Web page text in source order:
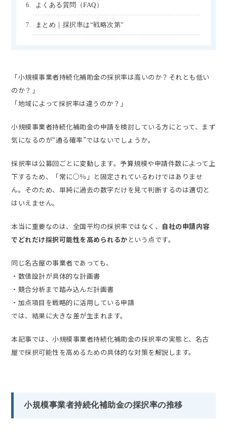
よくある質問（FAQ）
まとめ｜採択率は“戦略次第”
「小規模事業者持続化補助金の採択率は高いのか？それとも低い
のか？」
「地域によって採択率は違うのか？」
小規模事業者持続化補助金の申請を検討している方にとって、まず
気になるのが“通る確率”ではないでしょうか。
採択率は公募回ごとに変動します。予算規模や申請件数によって上
下するため、「常に○％」と固定されているわけではありませ
ん。そのため、単純に過去の数字だけを見て判断するのは適切と
はいえません。
本当に重要なのは、全国平均の採択率ではなく、 自社の申請内容
でどれだけ採択可能性を高められるか という点です。
同じ名古屋の事業者であっても、
・数値設計が具体的な計画書
・競合分析まで踏み込んだ計画書
・加点項目を戦略的に活用している申請
では、結果に大きな差が生まれます。
本記事では、小規模事業者持続化補助金の採択率の実態と、名古
屋で採択可能性を高めるための具体的な対策を解説します。
小規模事業者持続化補助金の採択率の推移